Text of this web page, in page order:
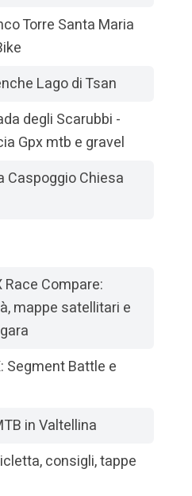
Torre Santa Maria
Lago di Tsan
degli Scarubbi -
Gpx mtb e gravel
Caspoggio Chiesa
Compare:
mappe satellitari e
Segment Battle e
in Valtellina
consigli, tappe